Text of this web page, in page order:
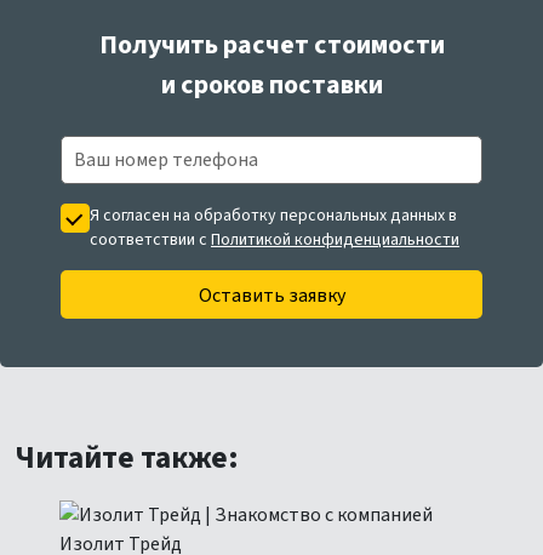
Получить расчет стоимости
и сроков поставки
Я согласен на обработку персональных данных в
соответствии с Политикой конфиденциальности
Оставить заявку
Читайте также: